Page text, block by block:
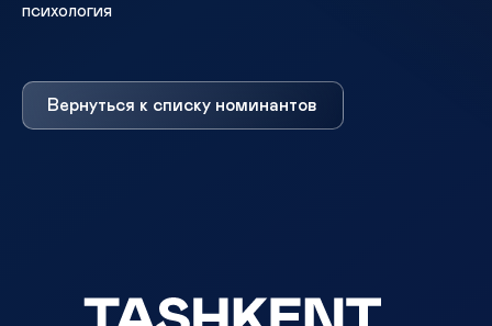
психология
Вернуться к списку номинантов